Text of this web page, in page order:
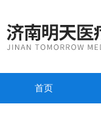
首页